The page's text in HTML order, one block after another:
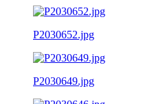
P2030652.jpg
P2030649.jpg